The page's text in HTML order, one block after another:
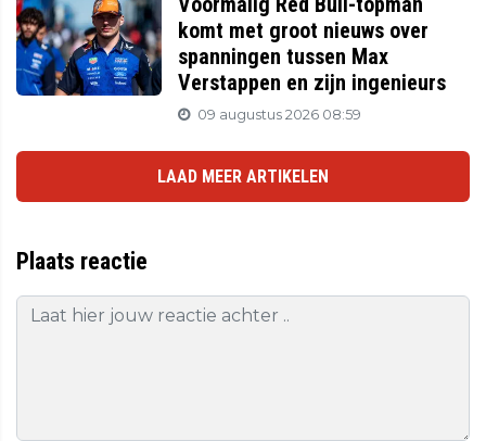
komt met groot nieuws over
spanningen tussen Max
Verstappen en zijn ingenieurs
09 augustus 2026 08:59
LAAD MEER ARTIKELEN
Plaats reactie